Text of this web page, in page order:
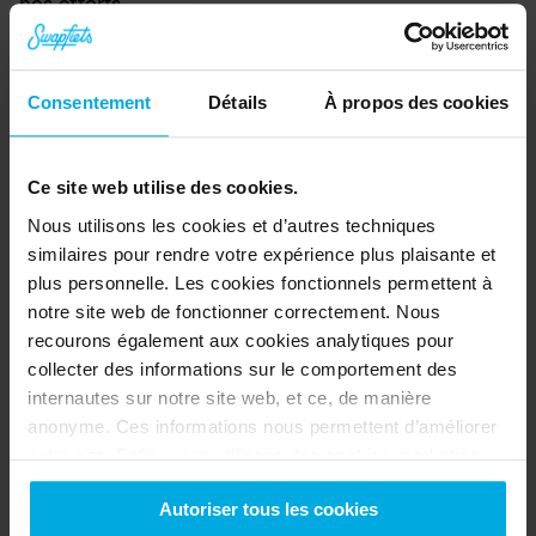
Consentement Détails À propos des cookies
Ce site web utilise des cookies.
Nous utilisons les cookies et d’autres techniques
similaires pour rendre votre expérience plus plaisante et
plus personnelle. Les cookies fonctionnels permettent à
notre site web de fonctionner correctement. Nous
recourons également aux cookies analytiques pour
collecter des informations sur le comportement des
internautes sur notre site web, et ce, de manière
anonyme. Ces informations nous permettent d’améliorer
notre site. Enfin, nous utilisons des cookies marketing
pour nous assurer que vous voyez des publicités
pertinentes. Pour en savoir plus sur ces cookies, veuillez
Autoriser tous les cookies
Ça ne semble pas tentant ? Alors qu'attendez-
vous pour en savoir plus ici
À propos Swapfiets
Swapfiets, le premier service d’abonnement
vélo au monde. Depuis 2014, Swapfiets est
passé d’une start-up néerlandaise à un
acteur majeur de la micro-mobilité, avec
plus de 280 000 membres répartis aux
Danemark, en France, en Espagne, en
Autriche et au Royaume-Uni.